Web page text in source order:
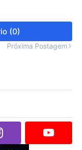
(0)
Próxima Postagem